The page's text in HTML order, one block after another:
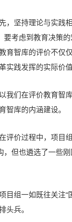
，坚持理论与实践
考虑到教育决策
育智库的评价不仅
实践发挥的实际价
我们在评价教育智
智库的内涵建设。
评价过程中，项目
，但也遴选了一些
目组一如既往关注“
头兵。